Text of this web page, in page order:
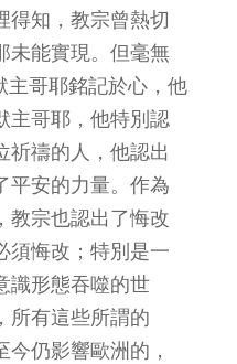
得知，教宗曾熱切
未能實現。但毫無
主哥耶銘記於心，他
主哥耶，他特別認
祈禱的人，他認出
平安的力量。作為
教宗也認出了悔改
須悔改；特別是一
識形態吞噬的世
所有這些所謂的
今仍影響歐洲的，